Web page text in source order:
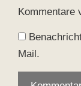
Kommentare
Mail.